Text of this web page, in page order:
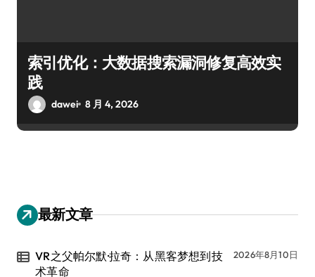
索引优化：大数据搜索漏洞修复高效实
践
dawei 8 月 4, 2026
最新文章
VR之父帕尔默·拉奇：从黑客梦想到技
术革命
2026年8月10日